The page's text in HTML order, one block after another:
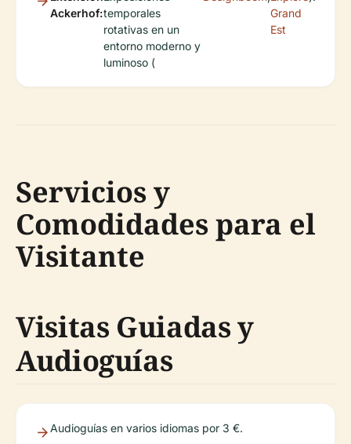
Ackerhof:temporales
rotativas en un
entorno moderno y
luminoso (
Grand
Est
Servicios y
Comodidades para el
Visitante
Visitas Guiadas y
Audioguías
Audioguías en varios idiomas por 3 €.